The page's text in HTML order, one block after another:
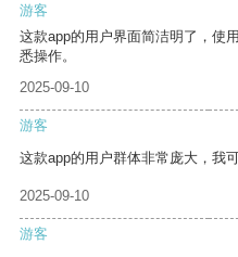
游客
这款app的用户界面简洁明了，使
悉操作。
2025-09-10
游客
这款app的用户群体非常庞大，我
2025-09-10
游客